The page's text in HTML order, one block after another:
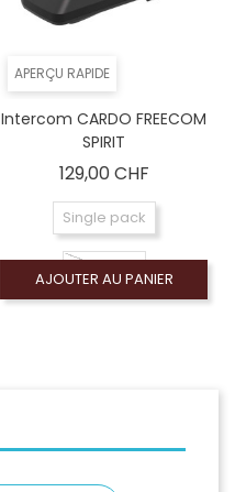
APERÇU RAPIDE
Intercom CARDO FREECOM
SPIRIT
129,00 CHFPrix
Single pack
AJOUTER AU PANIER